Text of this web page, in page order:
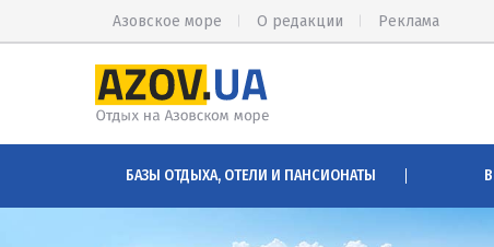
Азовское море О редакции Реклама
Цены на
БАЗЫ ОТДЫХА, ОТЕЛИ И ПАНСИОНАТЫ